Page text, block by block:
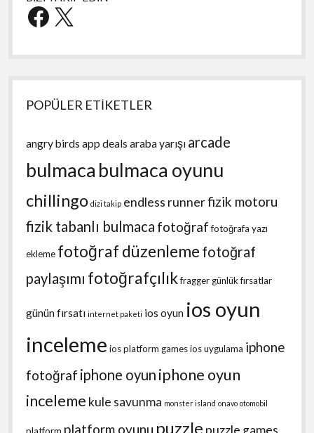
Facebook
X
POPÜLER ETİKETLER
angry birds app deals araba yarışı arcade
bulmaca bulmaca oyunu
chillingo dizi takip endless runnerfizik motoru
fizik tabanlı bulmaca fotoğraf fotoğrafa yazı
ekleme fotoğraf düzenleme fotoğraf
paylaşımı fotoğrafçılıkfraggergünlük fırsatlar
günün fırsatı internet paketi ios oyun ios oyun
inceleme ios platform gamesios uygulama iphone
fotoğraf iphone oyun iphone oyun
inceleme kule savunma monster island onavo otomobil
platform platform oyunu puzzle puzzle games